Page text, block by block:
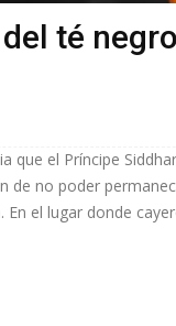
té
que el Príncipe
de no poder
el lugar donde